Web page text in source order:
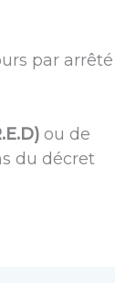
par
ou de
du décret